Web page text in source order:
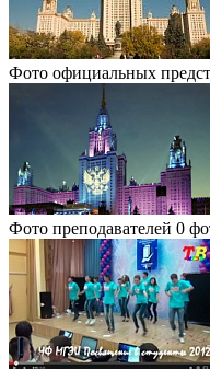
Фото официальных
Фото преподавателей 0